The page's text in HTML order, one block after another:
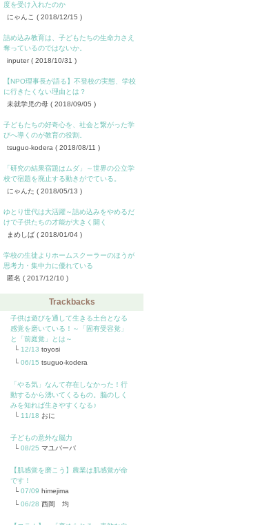
度を受け入れたのか
にゃんこ ( 2018/12/15 )
詰め込み教育は、子どもたちの生命力さえ
奪っているのではないか。
inputer( 2018/10/31 )
【NPO理事長が語る】不登校の実態、学校
に行きたくない理由とは？
未就学児の母 ( 2018/09/05 )
子どもたちの好奇心を、社会と繋がった学
びへ導くのが教育の役割。
tsuguo-kodera ( 2018/08/11 )
「研究の結果宿題はムダ」～世界の公立学
校で宿題を廃止する動きがでている。
にゃんた ( 2018/05/13 )
ゆとり世代は大活躍～詰め込みをやめるだ
けで子供たちの才能が大きく開く
まめしば ( 2018/01/04 )
学校の生徒よりホームスクーラーのほうが
思考力・集中力に優れている
匿名 ( 2017/12/10 )
Trackbacks
子供は遊びを通して生きる土台となる
感覚を磨いている！～「固有受容覚」
と「前庭覚」とは～
12/13 toyosi
06/15 tsuguo-kodera
「やる気」なんて存在しなかった！行
動するから湧いてくるもの。脳のしく
みを知れば生きやすくなる♪
11/18 おに
子どもの意外な脳力
08/25 マユバーバ
【肌感覚を磨こう】農業は肌感覚が命
です！
07/09 himejima
06/28 西岡 均